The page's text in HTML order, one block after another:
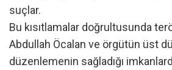
suçlar.
Bu kısıtlamalar doğrultusunda
Abdullah Öcalan ve örgütün üst
düzenlemenin sağladığı